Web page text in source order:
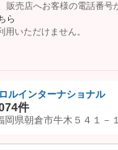
販売店へお客様の電話番号
ら
用いただけません。
ネットを友だち追加して
ルインターナショナル
74件
岡県朝倉市牛木５４１－１